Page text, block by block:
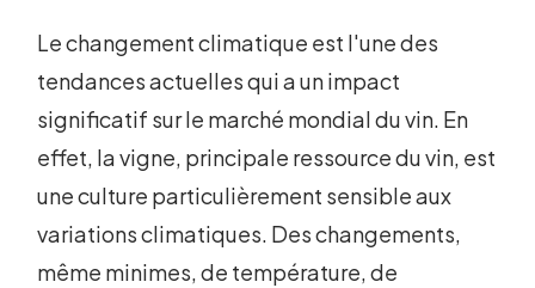
Le changement climatique est l'une des
tendances actuelles qui a un impact
significatif sur le marché mondial du vin. En
effet, la vigne, principale ressource du vin, est
une culture particulièrement sensible aux
variations climatiques. Des changements,
même minimes, de température, de